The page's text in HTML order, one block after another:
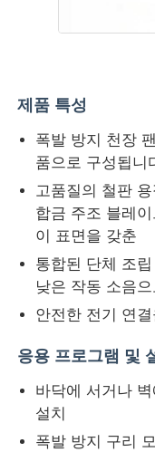
제품 특성
폭발 방지 천장
품으로 구성됩니
고품질의 철판
합금 주조 블레
이 표면을 갖춘
통합된 단체 조
낮은 작동 소음
안전한 전기 연
응용 프로그램 및
바닥에 서거나
설치
폭발 방지 구리